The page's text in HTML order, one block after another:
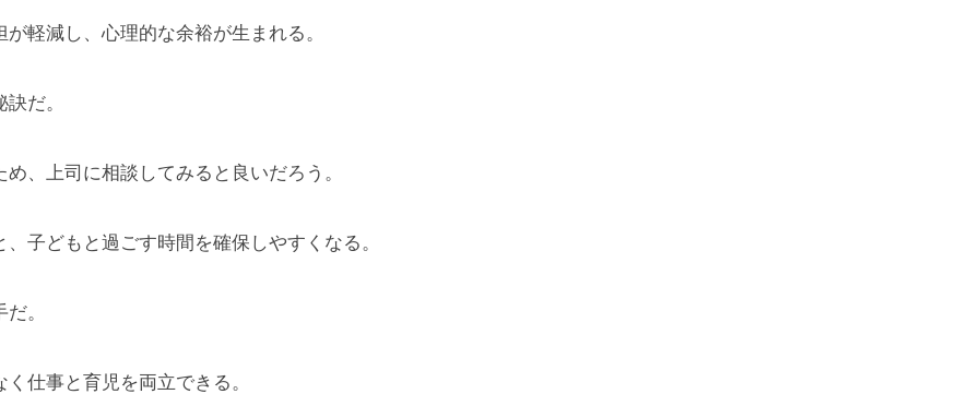
軽減し、心理的な余裕が生まれる。
だ。
、上司に相談してみると良いだろう。
子どもと過ごす時間を確保しやすくなる。
。
仕事と育児を両立できる。